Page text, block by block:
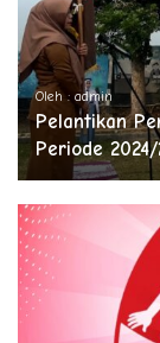
Oleh : admin
Pelantikan
Periode